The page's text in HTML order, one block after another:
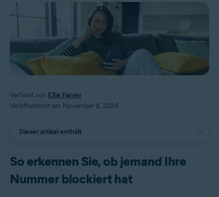
Verfasst von Ellie Farrier
Veröffentlicht am November 8, 2024
Dieser artikel enthält
So erkennen Sie, ob jemand Ihre
Nummer blockiert hat